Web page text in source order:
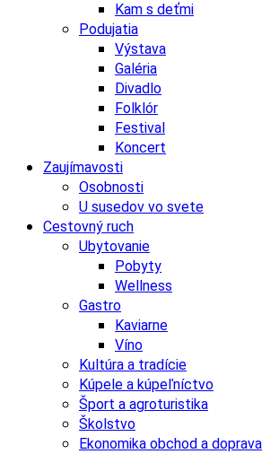
Kam s deťmi
Podujatia
Výstava
Galéria
Divadlo
Folklór
Festival
Koncert
Zaujímavosti
Osobnosti
U susedov vo svete
Cestovný ruch
Ubytovanie
Pobyty
Wellness
Gastro
Kaviarne
Víno
Kultúra a tradície
Kúpele a kúpeľníctvo
Šport a agroturistika
Školstvo
Ekonomika obchod a doprava